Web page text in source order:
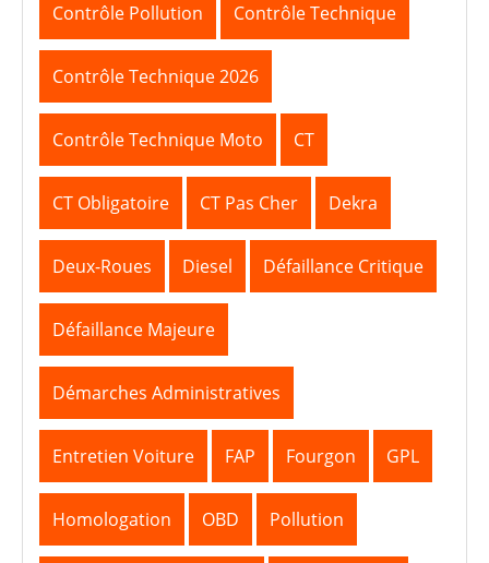
Contrôle Pollution Contrôle Technique
Contrôle Technique 2026
Contrôle Technique Moto CT
CT Obligatoire CT Pas Cher Dekra
Deux-Roues Diesel Défaillance Critique
Défaillance Majeure
Démarches Administratives
Entretien Voiture FAP Fourgon GPL
Homologation OBD Pollution